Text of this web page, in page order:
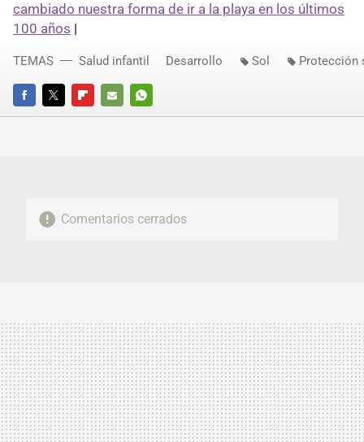
cambiado nuestra forma de ir a la playa en los últimos
100 años |
FACEBOOKTWITTERFLIPBOARD
E-
WHATSAPP
TEMAS Salud infantil Desarrollo Sol Protección
Comentarios cerrados